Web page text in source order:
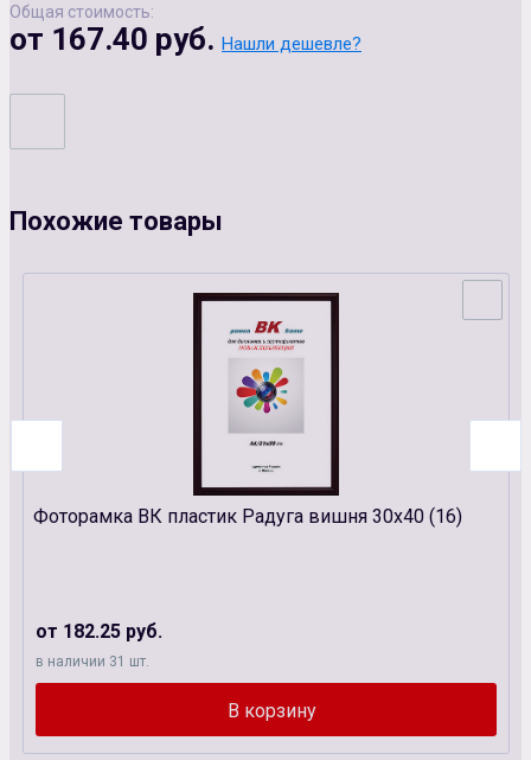
Общая стоимость:
от 167.40 руб. Нашли дешевле?
Похожие товары
Фоторамка ВК пластик Радуга вишня 30х40 (16)
от 182.25 руб.
в наличии 31 шт.